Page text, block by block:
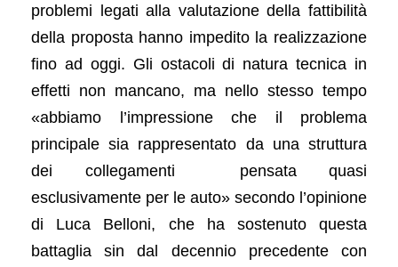
problemi legati alla valutazione della fattibilità
della proposta hanno impedito la realizzazione
fino ad oggi. Gli ostacoli di natura tecnica in
effetti non mancano, ma nello stesso tempo
«abbiamo l’impressione che il problema
principale sia rappresentato da una struttura
dei collegamenti pensata quasi
esclusivamente per le auto» secondo l’opinione
di Luca Belloni, che ha sostenuto questa
battaglia sin dal decennio precedente con